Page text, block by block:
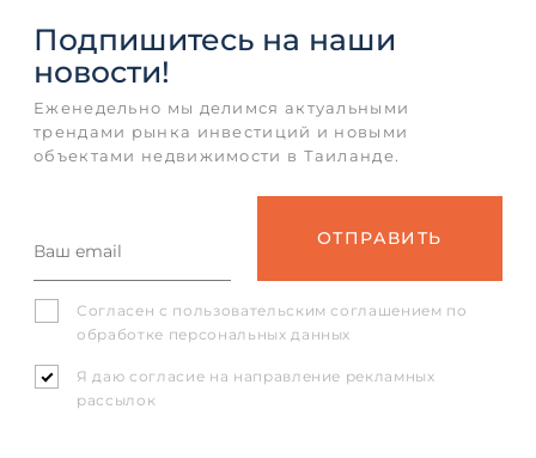
Подпишитесь на наши
новости!
Еженедельно мы делимся актуальными
трендами рынка инвестиций и новыми
объектами недвижимости в Таиланде.
Согласен с пользовательским соглашением по
обработке персональных данных
Я даю согласие на направление рекламных
рассылок